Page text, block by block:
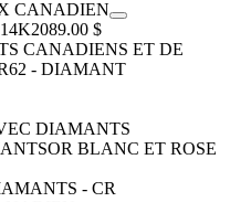
2089.00 $
DIAMANTS
OR BLANC ET ROSE